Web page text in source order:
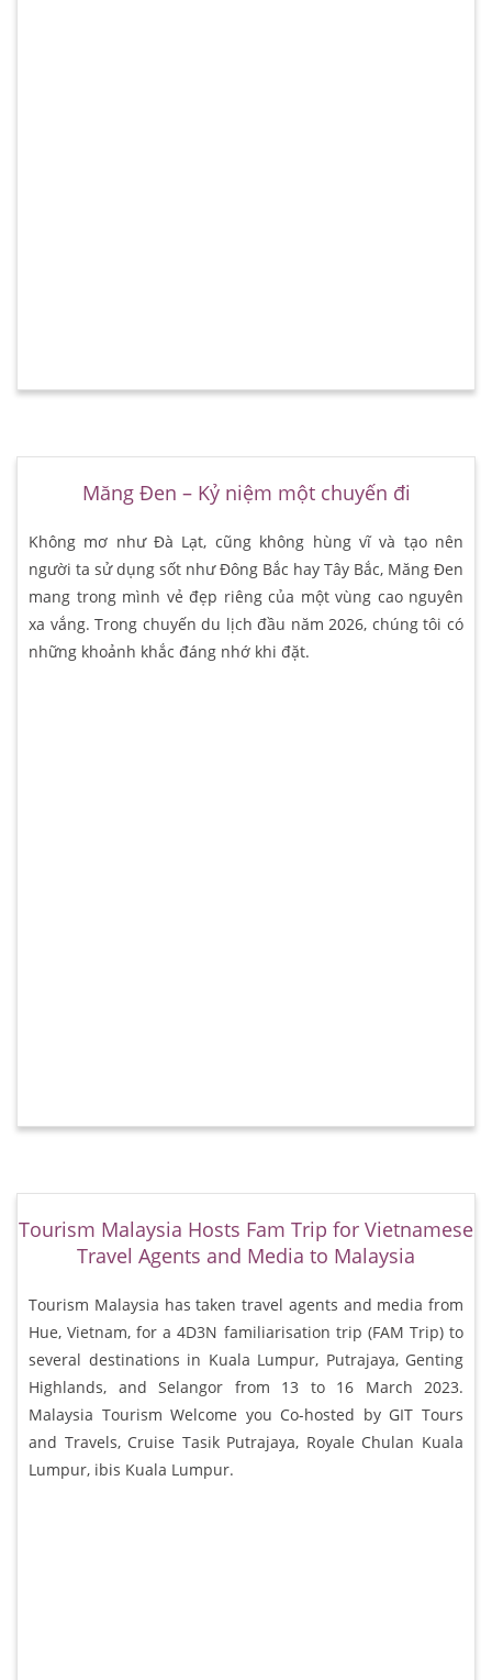
Măng Đen – Kỷ niệm một chuyến đi
Không mơ như Đà Lạt, cũng không hùng vĩ và tạo nên
người ta sử dụng sốt như Đông Bắc hay Tây Bắc, Măng Đen
mang trong mình vẻ đẹp riêng của một vùng cao nguyên
xa vắng. Trong chuyến du lịch đầu năm 2026, chúng tôi có
những khoảnh khắc đáng nhớ khi đặt.
Tourism Malaysia Hosts Fam Trip for Vietnamese
Travel Agents and Media to Malaysia
Tourism Malaysia has taken travel agents and media from
Hue, Vietnam, for a 4D3N familiarisation trip (FAM Trip) to
several destinations in Kuala Lumpur, Putrajaya, Genting
Highlands, and Selangor from 13 to 16 March 2023.
Malaysia Tourism Welcome you Co-hosted by GIT Tours
and Travels, Cruise Tasik Putrajaya, Royale Chulan Kuala
Lumpur, ibis Kuala Lumpur.